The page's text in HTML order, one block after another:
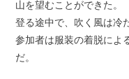
山を望むことができた。
登る途中で、吹く風は冷
参加者は服装の着脱によ
だ。